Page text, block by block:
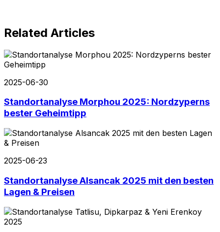
Related Articles
2025-06-30
Standortanalyse Morphou 2025: Nordzyperns
bester Geheimtipp
2025-06-23
Standortanalyse Alsancak 2025 mit den besten
Lagen & Preisen